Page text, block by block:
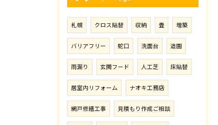
札幌 クロス貼替 収納 畳 増築
バリアフリー 蛇口 洗面台 造園
雨漏り 玄関フード 人工芝 床貼替
居室内リフォーム ナオキ工務店
網戸修繕工事 見積もり作成ご相談